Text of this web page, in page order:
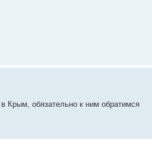
Крым, обязательно к ним обратимся